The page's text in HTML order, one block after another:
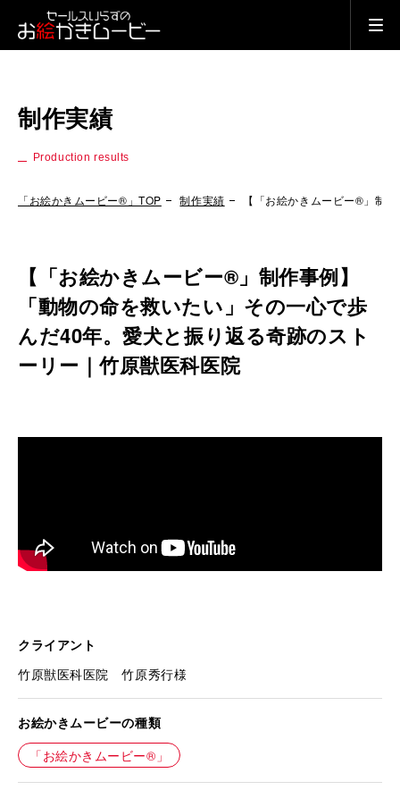
制作実績
Production results
「お絵かきムービー®」TOP 制作実績 【「お絵かきムービー®」制
【「お絵かきムービー®」制作事例】
「動物の命を救いたい」その一心で歩
んだ40年。愛犬と振り返る奇跡のスト
ーリー｜竹原獣医科医院
クライアント
竹原獣医科医院 竹原秀行様
お絵かきムービーの種類
「お絵かきムービー®」